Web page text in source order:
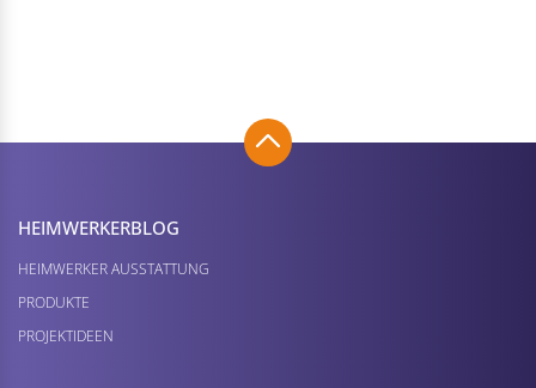
HEIMWERKER­BLOG
HEIMWERKER AUSSTATTUNG
PRODUKTE
PROJEKTIDEEN